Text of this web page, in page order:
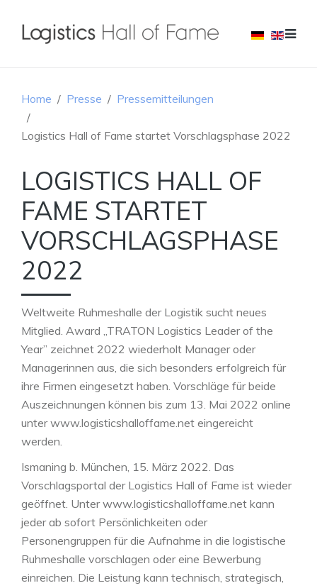
Home Presse Pressemitteilungen
Logistics Hall of Fame startet Vorschlagsphase 2022
LOGISTICS HALL OF
FAME STARTET
VORSCHLAGSPHASE
2022
Weltweite Ruhmeshalle der Logistik sucht neues
Mitglied. Award „TRATON Logistics Leader of the
Year” zeichnet 2022 wiederholt Manager oder
Managerinnen aus, die sich besonders erfolgreich für
ihre Firmen eingesetzt haben. Vorschläge für beide
Auszeichnungen können bis zum 13. Mai 2022 online
unter www.logisticshalloffame.net eingereicht
werden.
Ismaning b. München, 15. März 2022. Das
Vorschlagsportal der Logistics Hall of Fame ist wieder
geöffnet. Unter www.logisticshalloffame.net kann
jeder ab sofort Persönlichkeiten oder
Personengruppen für die Aufnahme in die logistische
Ruhmeshalle vorschlagen oder eine Bewerbung
einreichen. Die Leistung kann technisch, strategisch,